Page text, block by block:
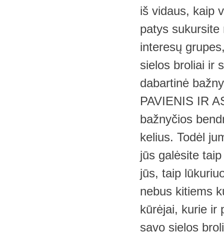
iš vidaus, kaip
patys sukursite
interesų
sielos broliai ir
dabartinė
PAVIENIS IR
bažnyčios
kelius. Todėl
jūs galėsite
jūs, taip
nebus kitiems
kūrėjai, kurie ir
savo sielos